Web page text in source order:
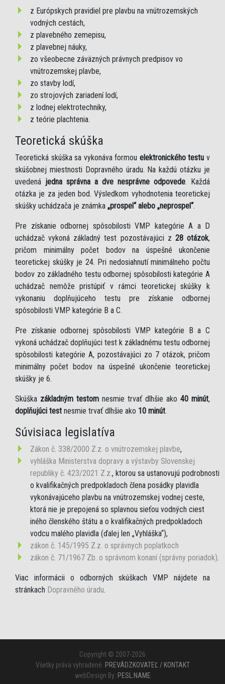
z Európskych pravidiel pre plavbu na vnútrozemských
vodných cestách,
z plavebného zemepisu,
z plavebnej náuky,
zo všeobecne záväzných právnych predpisov vo
vnútrozemskej plavbe,
zo stavby lodí,
zo strojových zariadení lodí,
z lodnej elektrotechniky,
z teórie plachtenia.
Teoretická skúška
Teoretická skúška sa vykonáva formou elektronického testu v
skúšobnej miestnosti Dopravného úradu. Na každú otázku je
uvedená jedna správna a dve nesprávne odpovede. Každá
otázka je za jeden bod. Výsledkom vyhodnotenia teoretickej
skúšky uchádzača je známka „prospel“ alebo „neprospel“.
Pre získanie odbornej spôsobilosti VMP kategórie A a D
uchádzač vykoná základný test pozostávajúci z 28 otázok,
pričom minimálny počet bodov na úspešné ukončenie
teoretickej skúšky je 24. Pri nedosiahnutí minimálneho počtu
bodov zo základného testu odbornej spôsobilosti kategórie A
uchádzač nemôže pristúpiť v rámci teoretickej skúšky k
vykonaniu doplňujúceho testu pre získanie odbornej
spôsobilosti VMP kategórie B a C.
Pre získanie odbornej spôsobilosti VMP kategórie B a C
vykoná uchádzač doplňujúci test k základnému testu odbornej
spôsobilosti kategórie A, pozostávajúci zo 7 otázok, pričom
minimálny počet bodov na úspešné ukončenie teoretickej
skúšky je 6.
Skúška základným testom nesmie trvať dlhšie ako 40 minút,
doplňujúci test nesmie trvať dlhšie ako 10 minút.
Súvisiaca legislatíva
Zákon č. 338/2000 Z.z. o vnútrozemskej plavbe,
vyhláška Ministerstva dopravy a výstavby Slovenskej
republiky č. 423/2021 Z.z., ktorou sa ustanovujú podrobnosti
o kvalifikačných predpokladoch člena posádky plavidla
vykonávajúceho plavbu na vnútrozemskej vodnej ceste,
ktorá nie je prepojená so splavnou sieťou vodných ciest
iného členského štátu a o kvalifikačných predpokladoch
vodcu malého plavidla (ďalej len „Vyhláška“),
zákon č. 145/1995 Z.z. o správnych poplatkoch
zákon č. 71/1967 Zb. o správnom konaní (správny poriadok).
Viac informácii o odborných skúškach VMP nájdete na
stránkach Dopravného úradu.
Copyright © 2007-2026
Všetky práva vyhradené. PREVÁDZKOVATEĽ / KONTAKT
webDesign By: PESL.NAME